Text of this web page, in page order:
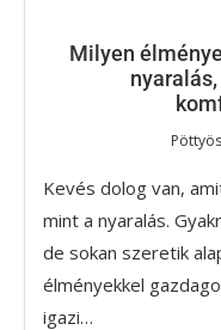
Milyen
Kevés dolog van,
mint a nyaralás.
de sokan szeretik
élményekkel
igazi…